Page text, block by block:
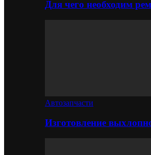
Для чего необходим
Автозапчасти
Изготовление